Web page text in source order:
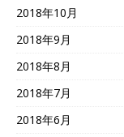
2018年10月
2018年9月
2018年8月
2018年7月
2018年6月